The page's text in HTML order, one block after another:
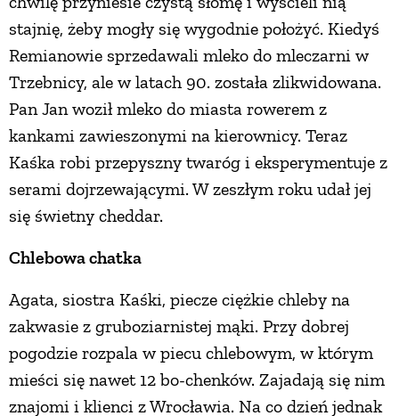
stajnię, żeby mogły się wygodnie położyć. Kiedyś
Remianowie sprzedawali mleko do mleczarni w
Trzebnicy, ale w latach 90. została zlikwidowana.
Pan Jan woził mleko do miasta rowerem z
kankami zawieszonymi na kierownicy. Teraz
Kaśka robi przepyszny twaróg i eksperymentuje z
serami dojrzewającymi. W zeszłym roku udał jej
się świetny cheddar.
Chlebowa chatka
Agata, siostra Kaśki, piecze ciężkie chleby na
zakwasie z gruboziarnistej mąki. Przy dobrej
pogodzie rozpala w piecu chlebowym, w którym
mieści się nawet 12 bo-chenków. Zajadają się nim
znajomi i klienci z Wrocławia. Na co dzień jednak